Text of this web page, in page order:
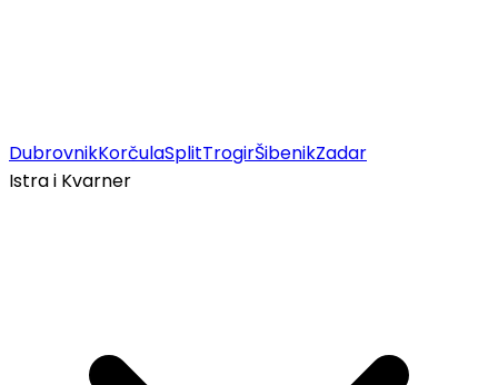
DubrovnikKorčulaSplitTrogirŠibenikZadar
Istra i Kvarner